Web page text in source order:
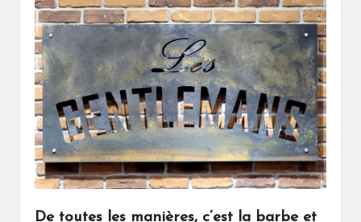
De toutes les manières, c’est la barbe et